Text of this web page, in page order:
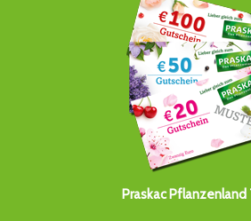
Praskac Pflanzenland